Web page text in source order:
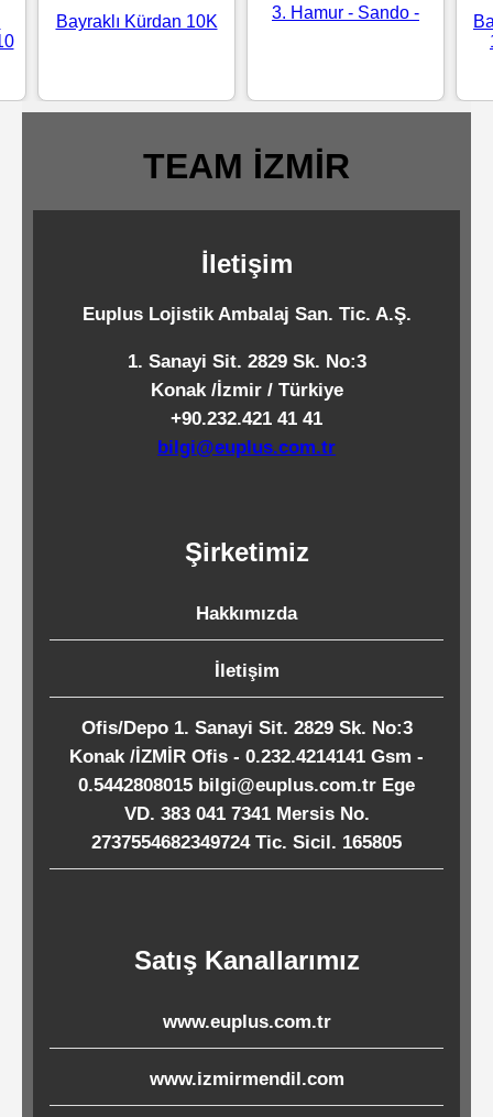
Standart
Pipetler
Temizlik
Kimyasalları
Endüstriyel
Endüstriyel
Temizlik
Ürünleri
Köpük
Kaseler
/
Tabaklar
Endüstri
Melamin
Ürünler
Bayraklı Kürdan 10K 3. Hamur - Sando -
TEAM İZMİR
İletişim
Euplus Lojistik Ambalaj San. Tic. A.Ş.
1. Sanayi Sit. 2829 Sk. No:3
Konak /İzmir / Türkiye
+90.232.421 41 41
bilgi@euplus.com.tr
Şirketimiz
Hakkımızda
İletişim
Ofis/Depo 1. Sanayi Sit. 2829 Sk. No:3
Konak /İZMİR Ofis - 0.232.4214141 Gsm -
0.5442808015 bilgi@euplus.com.tr Ege
VD. 383 041 7341 Mersis No.
2737554682349724 Tic. Sicil. 165805
Satış Kanallarımız
www.euplus.com.tr
www.izmirmendil.com